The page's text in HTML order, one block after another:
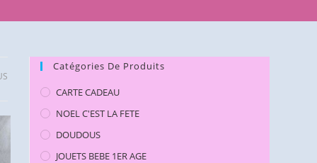
Catégories De Produits
CARTE CADEAU
NOEL C'EST LA FETE
DOUDOUS
JOUETS BEBE 1ER AGE